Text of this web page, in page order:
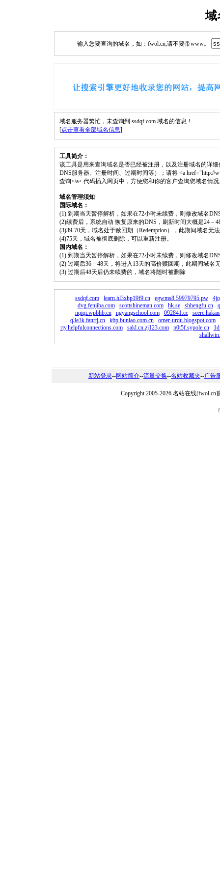
域
输入您要查询的域名，如：fwol.cn,请不要带www。
域名服务器繁忙，未查询到 ssdqf.com 域名的信息！
[点击查看全部域名信息]
工具简介：
该工具是用来查询域名是否已经被注册，以及注册域名的详
DNS服务器、注册时间、过期时间等）；请将 <a href="http://
查询</a> 代码插入网页中，方便您和你的客户查询您域名情
域名管理须知
国际域名：
(1) 到期当天暂停解析，如果在72小时未续费，则修改域名
(2)续费后，系统自动 恢复原来的DNS，刷新时间大概是24－
(3)39-70天，域名处于赎回期（Redemption），此期间域名无
(4)75天，域名被彻底删除，可以重新注册。
国内域名：
(1) 到期当天暂停解析，如果在72小时未续费，则修改域名
(2) 过期后36－48天，将进入13天的高价赎回期，此期间域名
(3) 过期后48天后仍未续费的，域名将随时被删除
ssdqf.com learn.hl3xhp19f9.cn egwms8.59979795.pw
dvg.fenjiba.com
scottshineman.com hk.se shhengfu.cn
nqiqi.wpbhb.cn
ngyangschool.com 092841.cc
q3e3k.fanrtj.cn
k6p.buniao.com.cn
omer-urdu.blogspot.com
rty.helpfulconnections.com
sakl.cn.zj123.com p0t5f.sypole.cn
新站登录--网站简介--流量交换--名站收藏夹--广告
Copyright 2005-2026 名站在线